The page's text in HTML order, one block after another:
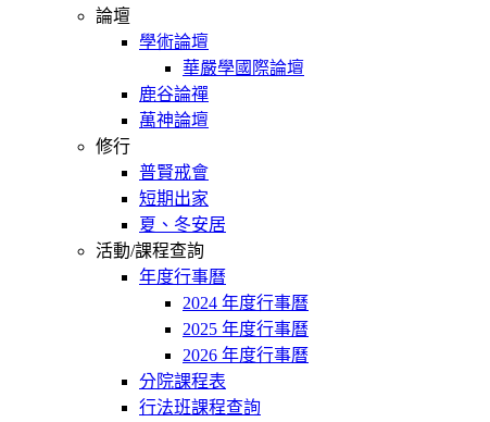
論壇
學術論壇
華嚴學國際論壇
鹿谷論禪
萬神論壇
修行
普賢戒會
短期出家
夏、冬安居
活動/課程查詢
年度行事曆
2024 年度行事曆
2025 年度行事曆
2026 年度行事曆
分院課程表
行法班課程查詢